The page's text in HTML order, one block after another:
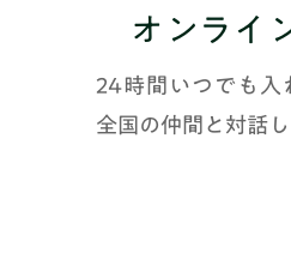
オンライ
24時間いつでも入
全国の仲間と対話し